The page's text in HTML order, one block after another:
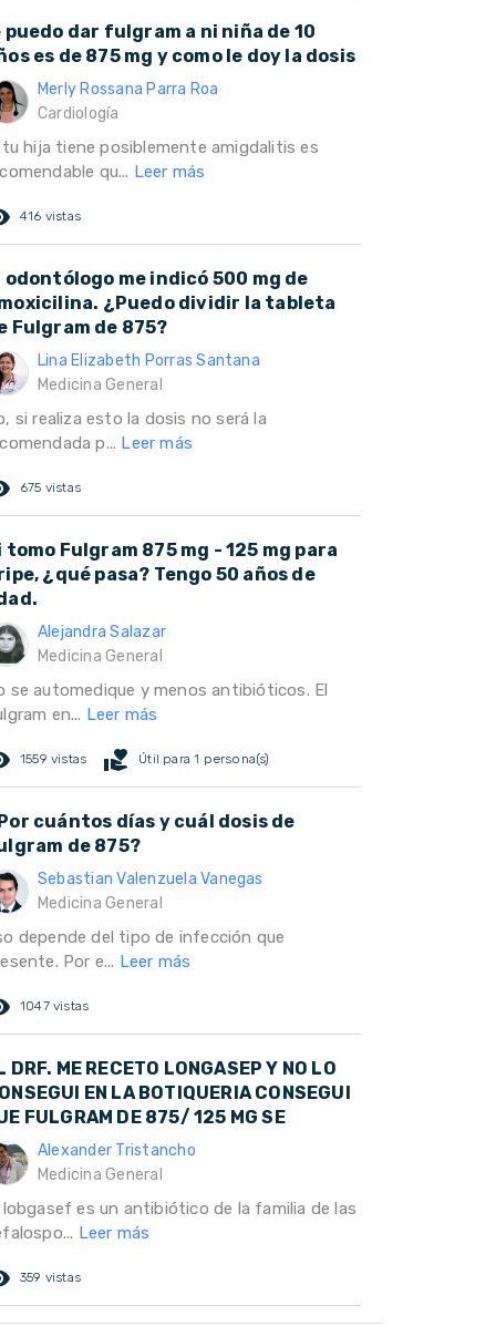
puedo dar fulgram a ni niña de 10
es de 875 mg y como le doy la dosis
Merly Rossana Parra Roa
Cardiología
hija tiene posiblemente amigdalitis es
qu... Leer más
416 vistas
odontólogo me indicó 500 mg de
¿Puedo dividir la tableta
Fulgram de 875?
Lina Elizabeth Porras Santana
Medicina General
si realiza esto la dosis no será la
p... Leer más
675 vistas
tomo Fulgram 875 mg - 125 mg para
¿qué pasa? Tengo 50 años de
Alejandra Salazar
Medicina General
se automedique y menos antibióticos. El
en... Leer más
1559 vistas volunteer_activism Útil para 1 persona(s)
cuántos días y cuál dosis de
de 875?
Sebastian Valenzuela Vanegas
Medicina General
depende del tipo de infección que
Por e... Leer más
1047 vistas
DRF. ME RECETO LONGASEP Y NO LO
EN LA BOTIQUERIA CONSEGUI
FULGRAM DE 875/ 125 MG SE
Alexander Tristancho
Medicina General
lobgasef es un antibiótico de la familia de las
Leer más
359 vistas